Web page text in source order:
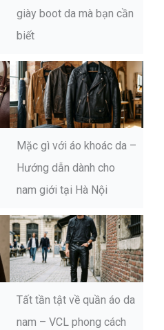
giày boot da mà bạn cần
biết
Mặc gì với áo khoác da –
Hướng dẫn dành cho
nam giới tại Hà Nội
Tất tần tật về quần áo da
nam – VCL phong cách